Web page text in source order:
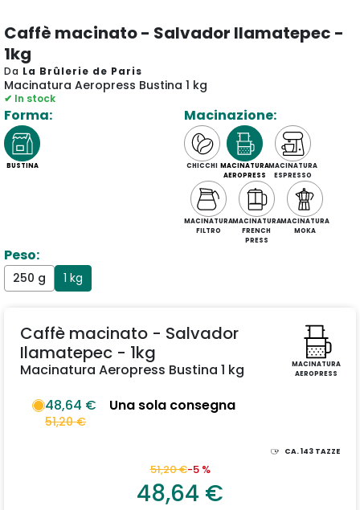
Caffè macinato - Salvador Ilamatepec -
1kg
Da La Brûlerie de Paris
Macinatura Aeropress Bustina 1 kg
✔ In stock
Forma:
BUSTINA
Macinazione:
CHICCHI MACINATURA
AEROPRESS
MACINATURA
ESPRESSO
MACINATURA
FILTRO
MACINATURA
FRENCH
PRESS
MACINATURA
MOKA
Peso:
250 g 1 kg
MACINATURA
AEROPRESS
Caffè macinato - Salvador
Ilamatepec - 1kg
Macinatura Aeropress Bustina 1 kg
48,64 €
51,20 €
Una sola consegna
CA.143 TAZZE
51,20 €-5 %
48,64 €